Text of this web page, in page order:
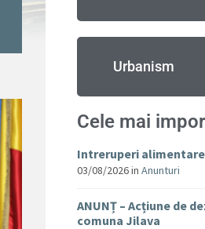
Urbanism
Cele mai
Intreruperi
03/08/2026inAnunturi
ANUNȚ – Acțiune de
comuna Jilava